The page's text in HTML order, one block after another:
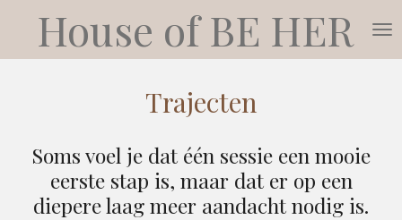
naar
House ofBE HER
Trajecten
Soms voel je dat één sessie een mooie
eerste stap is, maar dat er op een
diepere laag meer aandacht nodig is.